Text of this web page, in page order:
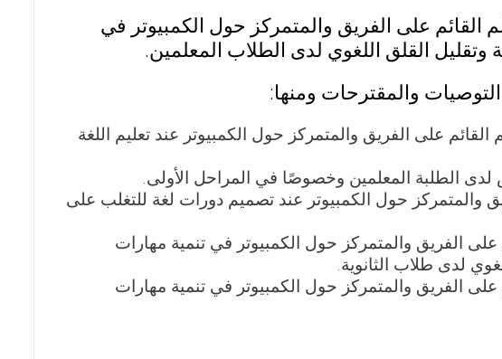
القائم على الفريق والمتمركز حول الكمبيوتر في
وتقليل القلق اللغوي لدى الطلاب المعلمين.
والمقترحات ومنها:
على الفريق والمتمركز حول الكمبيوتر عند تعليم اللغة
الطلبة المعلمين وخصوصًا في المراحل الأولى.
والمتمركز حول الكمبيوتر عند تصميم دورات لغة للتغلب على
الفريق والمتمركز حول الكمبيوتر في تنمية مهارات
لدى طلاب الثانوية.
الفريق والمتمركز حول الكمبيوتر في تنمية مهارات